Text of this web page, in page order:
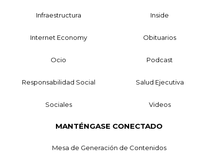
Infraestructura Inside
Internet Economy Obituarios
Ocio Podcast
Responsabilidad Social Salud Ejecutiva
Sociales Videos
MANTÉNGASE CONECTADO
Mesa de Generación de Contenidos